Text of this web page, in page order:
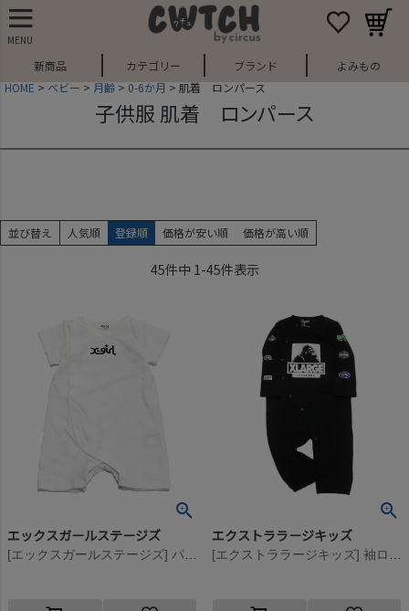
MENU
新商品 カテゴリー ブランド
よみもの
HOME
ベビー 月齢 0-6か月 肌着 ロンパース
子供服 肌着 ロンパース
並び替え 人気順 登録順 価格が安い順 価格が高い順
45件中 1-45件表示
エックスガールステージズ
[エックスガールステージズ] パイルジャガードロンパース オフホワイト(03)
エクストララージキッズ
[エクストララージキッズ] 袖ロゴワッペン風プリントOG長袖カバーオール クロ(80)